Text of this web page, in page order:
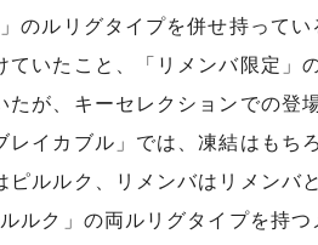
のルリグタイプを併せ持って
ていたこと、「リメンバ限定」
たが、キーセレクションでの登
レイカブル」では、凍結はもち
ピルルク、リメンバはリメンバ
ルク」の両ルリグタイプを持